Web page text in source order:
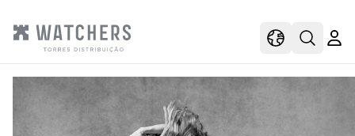
viewOpen